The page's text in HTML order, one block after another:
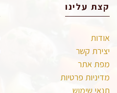
קצת עלינו
אודות
יצירת קשר
מפת אתר
מדיניות פרטיות
תנאי שימוש